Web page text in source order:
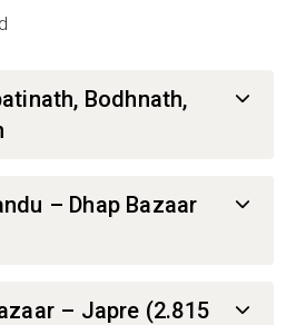
Bodhnath,
– Dhap Bazaar
– Japre (2.815